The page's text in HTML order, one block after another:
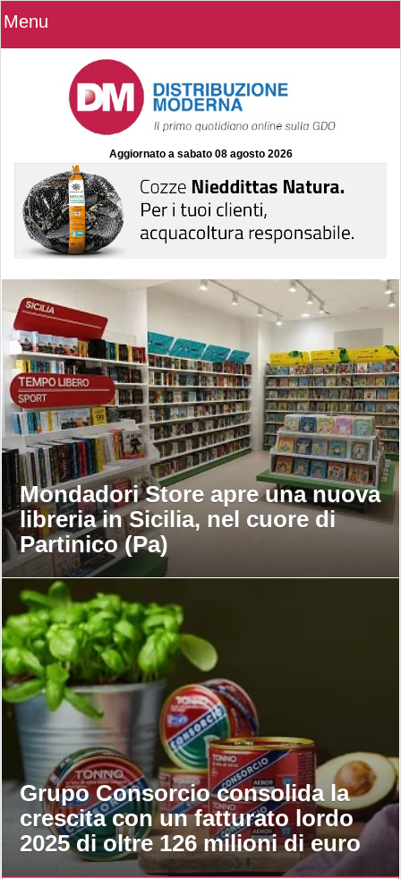
Menu
Aggiornato a sabato 08 agosto 2026
Mondadori Store apre una nuova
libreria in Sicilia, nel cuore di
Partinico (Pa)
Grupo Consorcio consolida la
crescita con un fatturato lordo
2025 di oltre 126 milioni di euro